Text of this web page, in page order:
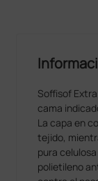
Soffisof
cama
La capa en
tejido,
pura
polietileno